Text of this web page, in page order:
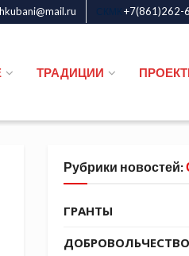
+7(861)262-
ТРАДИЦИИ
Рубрики новостей:
ГРАНТЫ
ДОБРОВОЛЬЧЕСТВО